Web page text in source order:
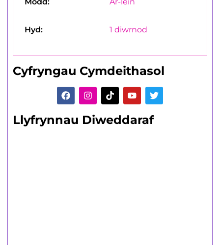
Hyd: 1 diwrnod
Cyfryngau Cymdeithasol
Llyfrynnau Diweddaraf